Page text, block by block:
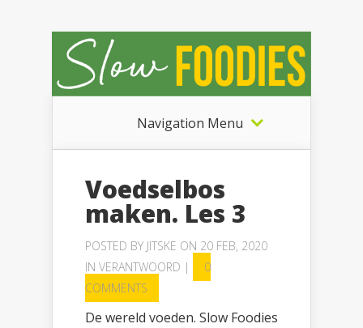
Navigation Menu
Voedselbos
maken. Les 3
POSTED BY JITSKE ON 20 FEB, 2020
IN VERANTWOORD |
0
COMMENTS
De wereld voeden. Slow Foodies